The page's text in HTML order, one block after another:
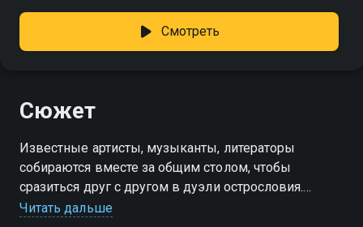
Смотреть
Сюжет
Известные артисты, музыканты, литераторы
собираются вместе за общим столом, чтобы
сразиться друг с другом в дуэли острословия.
Умный юмор, хорошие шутки, умение блефовать -
Читать дальше